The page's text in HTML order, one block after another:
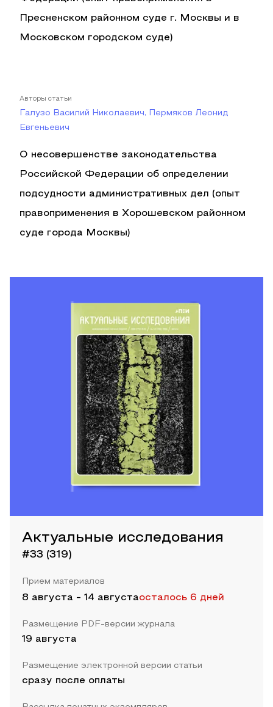
Пресненском районном суде г. Москвы и в
Московском городском суде)
Авторы статьи
Галузо Василий Николаевич, Пермяков Леонид
Евгеньевич
О несовершенстве законодательства
Российской Федерации об определении
подсудности административных дел (опыт
правоприменения в Хорошевском районном
суде города Москвы)
Актуальные исследования
#33 (319)
Прием материалов
8 августа - 14 августаосталось 6 дней
Размещение PDF-версии журнала
19 августа
Размещение электронной версии статьи
сразу после оплаты